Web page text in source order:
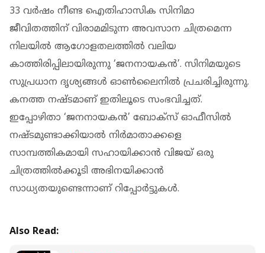
33 വർഷം നീണ്ട ഐതിഹാസിക സിനിമാ
ജീവിതത്തിന് വിരാമമിടുന്ന അവസാന ചിത്രമെന്ന
നിലയിൽ ആഗോളതലത്തിൽ വലിയ
കാത്തിരിപ്പിലായിരുന്നു ‘ജനനായകൻ’. സിനിമയുടെ
സുപ്രധാന ദൃശ്യങ്ങൾ ഓൺലൈനിൽ പ്രചരിച്ചിരുന്നു.
കനത്ത നഷ്ടമാണ് ഇതിലൂടെ സംഭവിച്ചത്.
ഇപ്പോഴിതാ ‘ജനനായകൻ’ ബോക്സ് ഓഫീസിൽ
നഷ്ടമുണ്ടാക്കിയാൽ നിർമാതാക്കളെ
സാമ്പത്തികമായി സഹായിക്കാൻ വിജയ് ഒരു
ചിത്രത്തിൽക്കൂടി അഭിനയിക്കാൻ
സാധ്യതയുണ്ടെന്നാണ് റിപ്പോർട്ടുകൾ.
Also Read: